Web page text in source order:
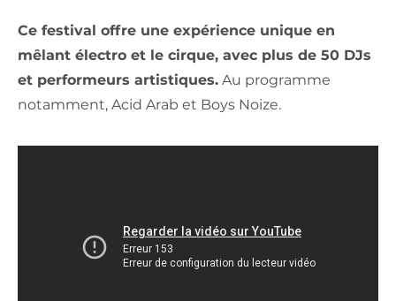
Ce festival offre une expérience unique en
mêlant électro et le cirque, avec plus de 50 DJs
et performeurs artistiques. Au programme
notamment, Acid Arab et Boys Noize.